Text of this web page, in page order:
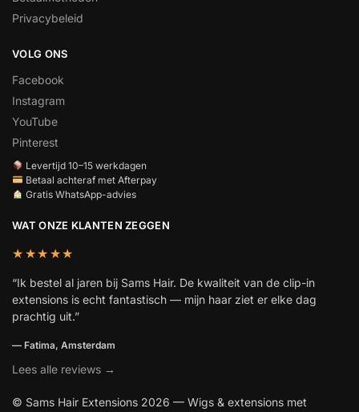
Privacybeleid
VOLG ONS
Facebook
Instagram
YouTube
Pinterest
Levertijd 10–15 werkdagen
Betaal achteraf met Afterpay
Gratis WhatsApp-advies
WAT ONZE KLANTEN ZEGGEN
★★★★★
“Ik bestel al jaren bij Sams Hair. De kwaliteit van de clip-in
extensions is echt fantastisch — mijn haar ziet er elke dag
prachtig uit.”
— Fatima, Amsterdam
Lees alle reviews →
© Sams Hair Extensions 2026 — Wigs & extensions met